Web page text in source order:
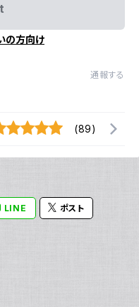
の方向け
通報する
(89)
LINE ポスト